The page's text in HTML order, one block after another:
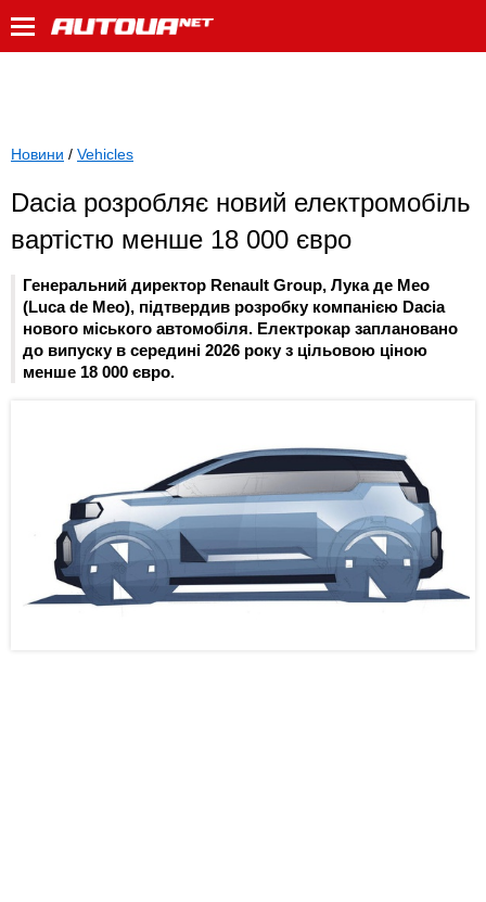
Новини / Vehicles
Dacia розробляє новий електромобіль
вартістю менше 18 000 євро
Генеральний директор Renault Group, Лука де Мео
(Luca de Meo), підтвердив розробку компанією Dacia
нового міського автомобіля. Електрокар заплановано
до випуску в середині 2026 року з цільовою ціною
менше 18 000 євро.